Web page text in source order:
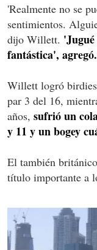
'Realmente no se
sentimientos.
dijo Willett.
fantástica', agregó.
Willett logró
par 3 del 16,
años, sufrió un
y 11 y un bogey
El también
título importante a